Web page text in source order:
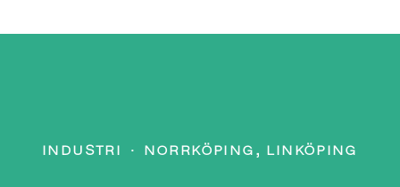
INDUSTRI · NORRKÖPING, LINKÖPING